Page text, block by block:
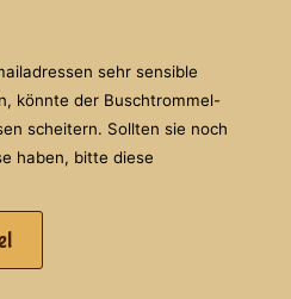
sehr sensible
könnte der Buschtrommel-
scheitern. Sollten sie noch
haben, bitte diese